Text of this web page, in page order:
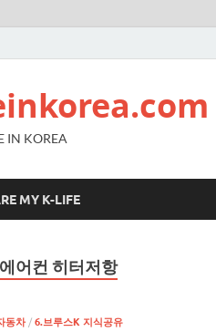
IN KOREA
MY K-LIFE
어컨 히터저항
동차 / 6.브루스K 지식공유